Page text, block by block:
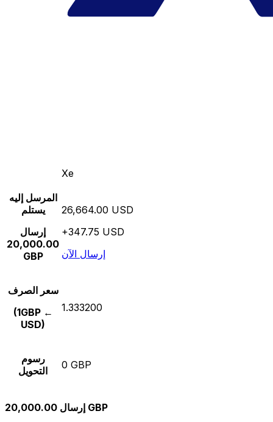
Xe
المرسل إليه
يستلم
إرسال
20,000.00
GBP
26,664.00 USD
+347.75 USD
إرسال الآن
سعر الصرف
(1GBP ←
USD)
1.333200
رسوم
التحويل
0 GBP
إرسال 20,000.00 GBP